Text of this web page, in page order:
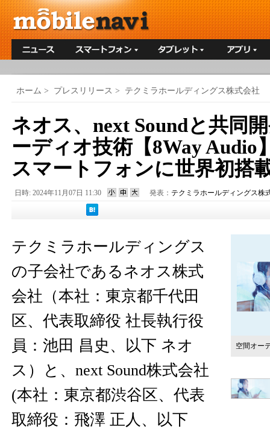
ホーム > プレスリリース > テクミラホールディングス株式会社
ネオス、next Soundと共同
ーディオ技術【8Way Audio
スマートフォンに世界初搭
日時: 2024年11月07日 11:30 発表： テクミラホールディングス株
空間オー
テクミラホールディングス
の子会社であるネオス株式
会社（本社：東京都千代田
区、代表取締役 社長執行役
員：池田 昌史、以下 ネオ
ス）と、next Sound株式会社
(本社：東京都渋谷区、代表
取締役：飛澤 正人、以下